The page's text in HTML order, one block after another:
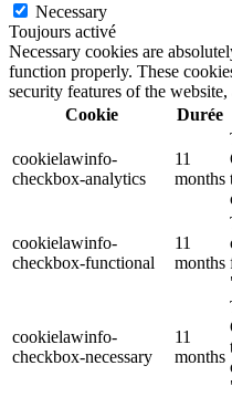
Necessary
Toujours activé
Necessary cookies are
function properly. These
security features of the
Cookie
Durée
cookielawinfo-
checkbox-analytics
11
months
cookielawinfo-
checkbox-functional
11
months
cookielawinfo-
checkbox-necessary
11
months